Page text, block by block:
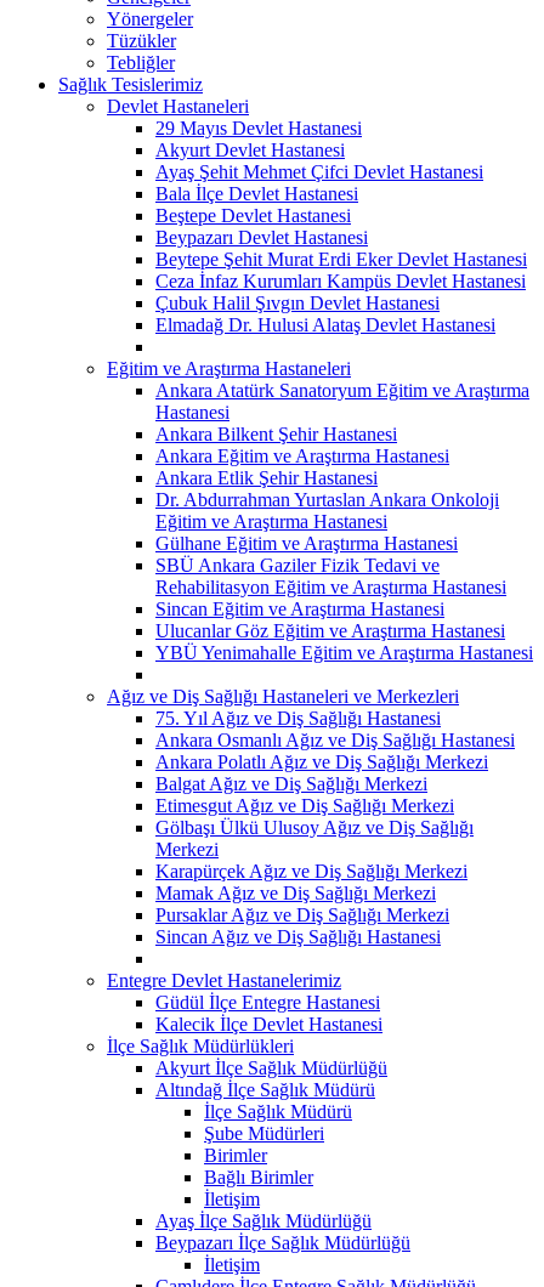
Yönergeler
Tüzükler
Tebliğler
Sağlık Tesislerimiz
Devlet Hastaneleri
29 Mayıs Devlet Hastanesi
Akyurt Devlet Hastanesi
Ayaş Şehit Mehmet Çifci Devlet Hastanesi
Bala İlçe Devlet Hastanesi
Beştepe Devlet Hastanesi
Beypazarı Devlet Hastanesi
Beytepe Şehit Murat Erdi Eker Devlet Hastanesi
Ceza İnfaz Kurumları Kampüs Devlet Hastanesi
Çubuk Halil Şıvgın Devlet Hastanesi
Elmadağ Dr. Hulusi Alataş Devlet Hastanesi
Eğitim ve Araştırma Hastaneleri
Ankara Atatürk Sanatoryum Eğitim ve Araştırma
Hastanesi
Ankara Bilkent Şehir Hastanesi
Ankara Eğitim ve Araştırma Hastanesi
Ankara Etlik Şehir Hastanesi
Dr. Abdurrahman Yurtaslan Ankara Onkoloji
Eğitim ve Araştırma Hastanesi
Gülhane Eğitim ve Araştırma Hastanesi
SBÜ Ankara Gaziler Fizik Tedavi ve
Rehabilitasyon Eğitim ve Araştırma Hastanesi
Sincan Eğitim ve Araştırma Hastanesi
Ulucanlar Göz Eğitim ve Araştırma Hastanesi
YBÜ Yenimahalle Eğitim ve Araştırma Hastanesi
Ağız ve Diş Sağlığı Hastaneleri ve Merkezleri
75. Yıl Ağız ve Diş Sağlığı Hastanesi
Ankara Osmanlı Ağız ve Diş Sağlığı Hastanesi
Ankara Polatlı Ağız ve Diş Sağlığı Merkezi
Balgat Ağız ve Diş Sağlığı Merkezi
Etimesgut Ağız ve Diş Sağlığı Merkezi
Gölbaşı Ülkü Ulusoy Ağız ve Diş Sağlığı
Merkezi
Karapürçek Ağız ve Diş Sağlığı Merkezi
Mamak Ağız ve Diş Sağlığı Merkezi
Pursaklar Ağız ve Diş Sağlığı Merkezi
Sincan Ağız ve Diş Sağlığı Hastanesi
Entegre Devlet Hastanelerimiz
Güdül İlçe Entegre Hastanesi
Kalecik İlçe Devlet Hastanesi
İlçe Sağlık Müdürlükleri
Akyurt İlçe Sağlık Müdürlüğü
Altındağ İlçe Sağlık Müdürü
İlçe Sağlık Müdürü
Şube Müdürleri
Birimler
Bağlı Birimler
İletişim
Ayaş İlçe Sağlık Müdürlüğü
Beypazarı İlçe Sağlık Müdürlüğü
İletişim